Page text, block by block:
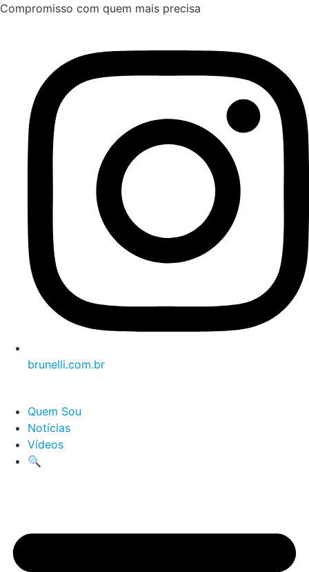
Ir
Compromisso com quem mais precisa
brunelli.com.br
Quem Sou
Notícias
Vídeos
🔍